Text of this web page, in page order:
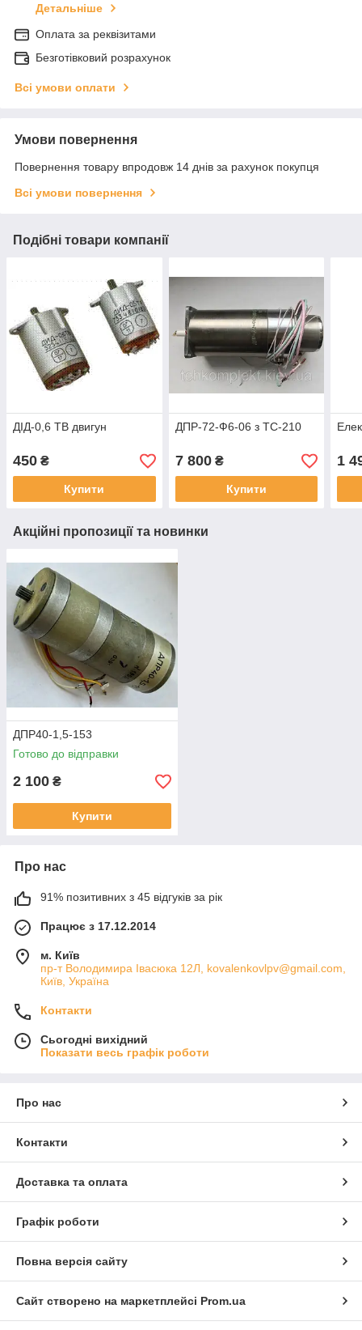
Детальніше
Оплата за реквізитами
Безготівковий розрахунок
Всі умови оплати
Умови повернення
Повернення товару впродовж 14 днів за рахунок покупця
Всі умови повернення
Подібні товари компанії
ДІД-0,6 ТВ двигун
450 ₴
Купити
ДПР-72-Ф6-06 з ТС-210
7 800₴
Купити
1
Акційні пропозиції та новинки
ДПР40-1,5-153
Готово до відправки
2 100 ₴
Купити
Про нас
91% позитивних з 45 відгуків за рік
Працює з 17.12.2014
м. Київ
пр-т Володимира Івасюка 12Л, kovalenkovlpv@gmail.com,
Київ, Україна
Контакти
Сьогодні вихідний
Показати весь графік роботи
Про нас
Контакти
Доставка та оплата
Графік роботи
Повна версія сайту
Сайт створено на маркетплейсі Prom.ua